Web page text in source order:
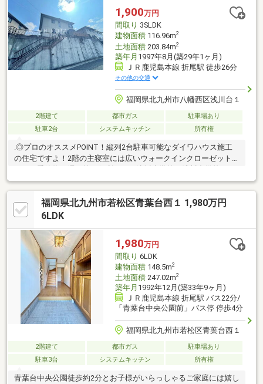
393━━━━━━━━━━━━━━━━━━━━━━□□
1,900万円
間取り 3SLDK
建物面積116.96m2
土地面積203.84m2
築年月 1997年8月(築29年1ヶ月)
ＪＲ鹿児島本線 折尾駅 徒歩26分
その他の交通
福岡県北九州市八幡西区浅川台１
2階建て 都市ガス
駐車場あり
駐車2台
システムキッチン 所有権
.◎プロのオススメPOINT！縦列2台駐車可能なダイワハウス施工
の住宅ですよ！2階の主寝室には広いウォークインクローゼットが
アです。
□□━━━━━━━━━━━━━━━━━━━━━━━━━━━━━━
現在空室です。日曜日・祝日の内覧も可能です。営業時間 10時～
16時（休：水曜日、第2、3火曜日） この時間帯はお電話でのお問
チ！もしくはお気軽にお電話ください ＞＞＞0120-210-
福岡県北九州市若松区青葉台西１ 1,980万円
6LDK
1,980万円
間取り 6LDK
建物面積148.5m2
土地面積247.02m2
築年月 1992年12月(築33年9ヶ月)
ＪＲ鹿児島本線 折尾駅 バス22分/
「青葉台中央公園前」バス停 停歩4分
福岡県北九州市若松区青葉台西１
2階建て 都市ガス
駐車場あり
駐車3台
システムキッチン 所有権
青葉台中央公園徒歩約2分とお子様がいらっしゃるご家庭には嬉し